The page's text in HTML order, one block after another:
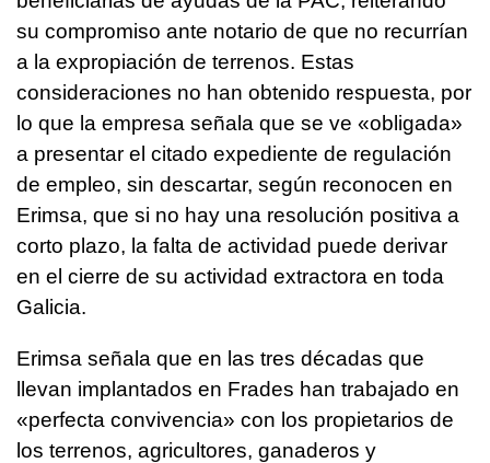
su compromiso ante notario de que no recurrían
a la expropiación de terrenos. Estas
consideraciones no han obtenido respuesta, por
lo que la empresa señala que se ve «obligada»
a presentar el citado expediente de regulación
de empleo, sin descartar, según reconocen en
Erimsa, que si no hay una resolución positiva a
corto plazo, la falta de actividad puede derivar
en el cierre de su actividad extractora en toda
Galicia.
Erimsa señala que en las tres décadas que
llevan implantados en Frades han trabajado en
«perfecta convivencia» con los propietarios de
los terrenos, agricultores, ganaderos y